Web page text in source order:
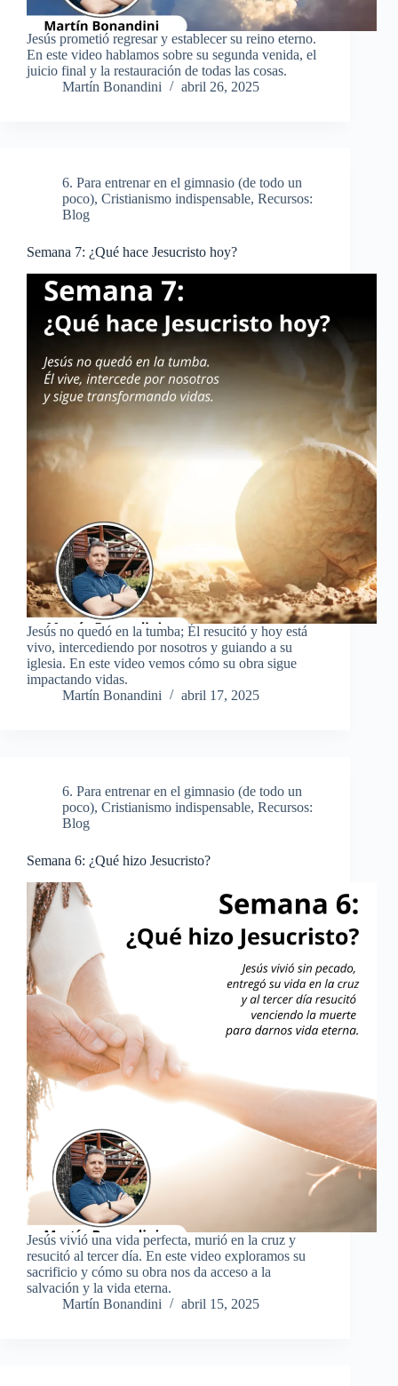
Jesús prometió regresar y establecer su reino eterno.
En este video hablamos sobre su segunda venida, el
juicio final y la restauración de todas las cosas.
Martín Bonandini
abril 26, 2025
6. Para entrenar en el gimnasio (de todo un
poco), Cristianismo indispensable, Recursos:
Blog
Semana 7: ¿Qué hace Jesucristo hoy?
Jesús no quedó en la tumba; Él resucitó y hoy está
vivo, intercediendo por nosotros y guiando a su
iglesia. En este video vemos cómo su obra sigue
impactando vidas.
Martín Bonandini
abril 17, 2025
6. Para entrenar en el gimnasio (de todo un
poco), Cristianismo indispensable, Recursos:
Blog
Semana 6: ¿Qué hizo Jesucristo?
Jesús vivió una vida perfecta, murió en la cruz y
resucitó al tercer día. En este video exploramos su
sacrificio y cómo su obra nos da acceso a la
salvación y la vida eterna.
Martín Bonandini
abril 15, 2025